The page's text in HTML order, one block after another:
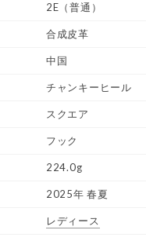
2E（普通）
合成皮革
中国
チャンキーヒール
スクエア
フック
224.0g
2025年 春夏
レディース